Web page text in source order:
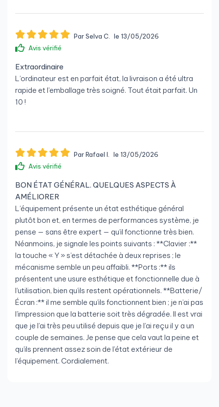
Par Selva C.
le 13/05/2026
Avis vérifié
Extraordinaire
L’ordinateur est en parfait état, la livraison a été ultra
rapide et l’emballage très soigné. Tout était parfait. Un
10 !
Par Rafael I.
le 13/05/2026
Avis vérifié
BON ÉTAT GÉNÉRAL. QUELQUES ASPECTS À
AMÉLIORER
L’équipement présente un état esthétique général
plutôt bon et, en termes de performances système, je
pense — sans être expert — qu’il fonctionne très bien.
Néanmoins, je signale les points suivants : **Clavier :**
la touche « Y » s’est détachée à deux reprises ; le
mécanisme semble un peu affaibli. **Ports :** ils
présentent une usure esthétique et fonctionnelle due à
l’utilisation, bien qu’ils restent opérationnels. **Batterie/
Écran :** il me semble qu’ils fonctionnent bien ; je n’ai pas
l’impression que la batterie soit très dégradée. Il est vrai
que je l’ai très peu utilisé depuis que je l’ai reçu il y a un
couple de semaines. Je pense que cela vaut la peine et
qu’ils prennent assez soin de l’état extérieur de
l’équipement. Cordialement.